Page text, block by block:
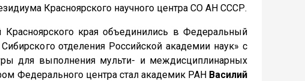
Красноярского научного центра СО АН СССР.
Красноярского края объединились в Федеральный
отделения Российской академии наук» с
для выполнения мульти- и междисциплинарных
Федерального центра стал академик РАН Василий